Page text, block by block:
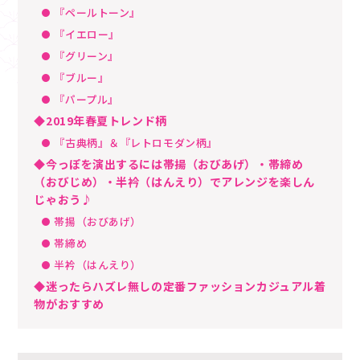
『ペールトーン』
『イエロー』
『グリーン』
『ブルー』
『パープル』
◆2019年春夏トレンド柄
『古典柄』＆『レトロモダン柄』
◆今っぽを演出するには帯揚（おびあげ）・帯締め
（おびじめ）・半衿（はんえり）でアレンジを楽しん
じゃおう♪
帯揚（おびあげ）
帯締め
半衿（はんえり）
◆迷ったらハズレ無しの定番ファッションカジュアル着
物がおすすめ